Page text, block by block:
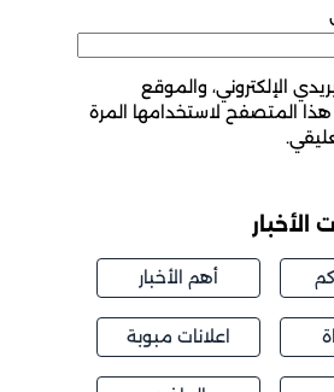
والموقع
لاستخدامها المرة
أهم الأخبار
اعلانات مبوبة